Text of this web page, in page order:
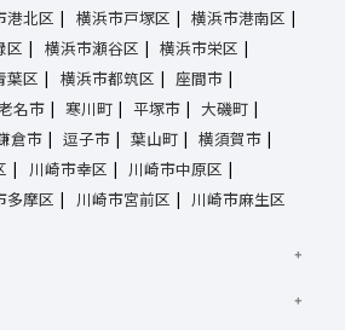
港北区 横浜市戸塚区
横浜市港南区
区 横浜市瀬谷区
横浜市栄区
葉区 横浜市都筑区
座間市
名市 寒川町 平塚市
大磯町
倉市 逗子市 葉山町
横須賀市
川崎市幸区
川崎市中原区
多摩区 川崎市宮前区 川崎市麻生区